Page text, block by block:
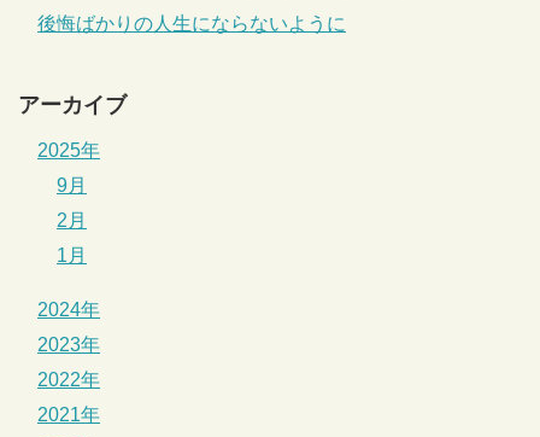
後悔ばかりの人生にならないように
アーカイブ
2025年
9月
2月
1月
2024年
2023年
2022年
2021年